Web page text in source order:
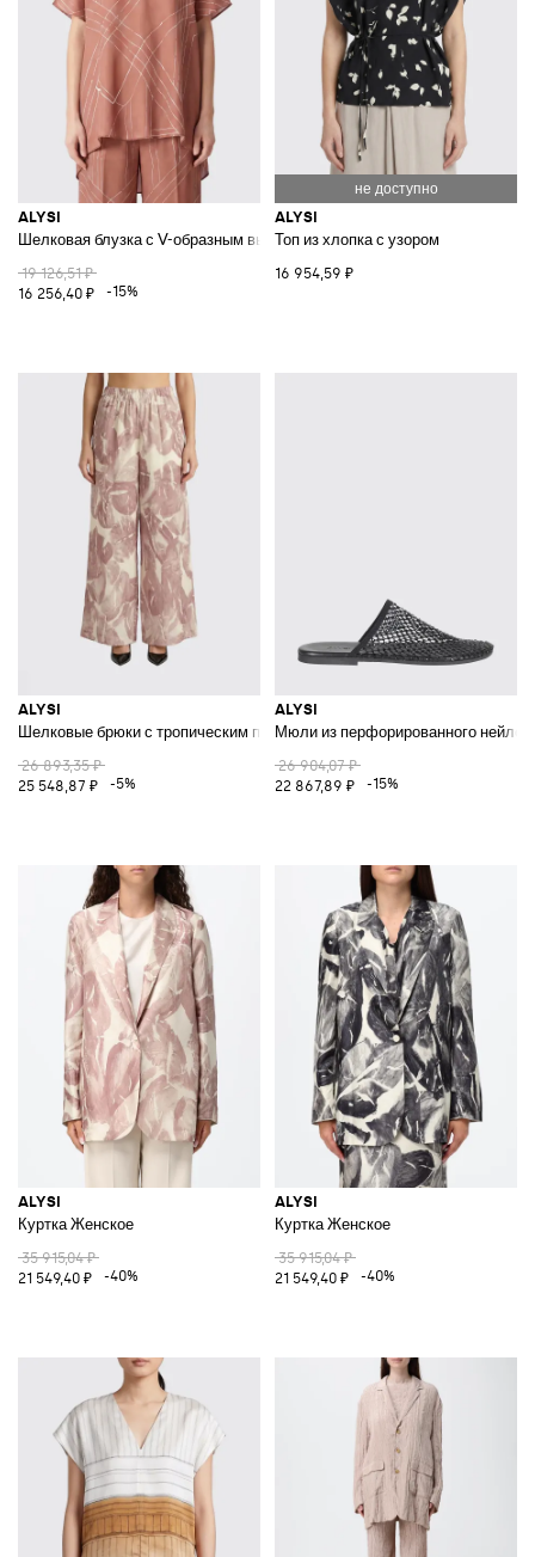
ALYSI
Шелковая блузка с V-образным вырезом и графическим принтом
19 126,51 ₽
16 256,40 ₽
-15%
ALYSI
Топ из хлопка с узором
16 954,59 ₽
ALYSI
Шелковые брюки с тропическим принтом
26 893,35 ₽
25 548,87 ₽
-5%
ALYSI
Мюли из перфорированного
26 904,07 ₽
22 867,89 ₽
-15%
ALYSI
Куртка Женское
35 915,04 ₽
21 549,40 ₽
-40%
ALYSI
Куртка Женское
35 915,04 ₽
21 549,40 ₽
-40%